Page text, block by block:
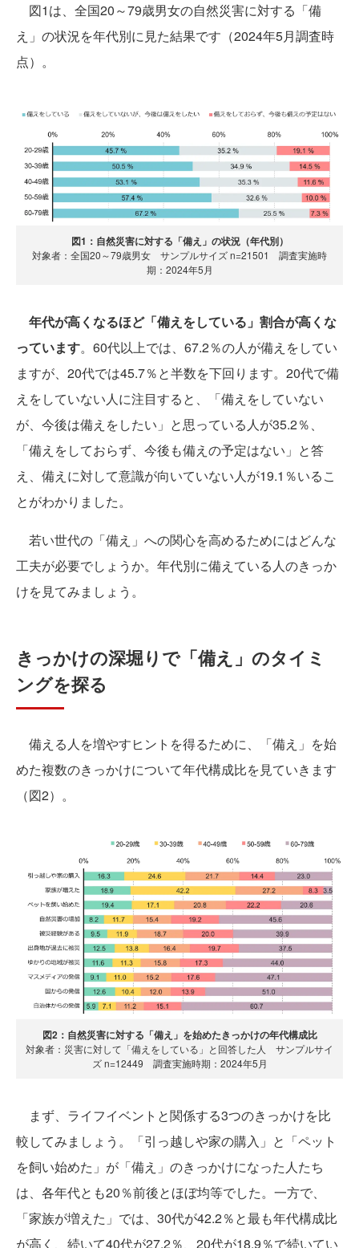
図1は、全国20～79歳男女の自然災害に対する「備
え」の状況を年代別に見た結果です（2024年5月調査時
点）。
図1：自然災害に対する「備え」の状況（年代別）
対象者：全国20～79歳男女 サンプルサイズ n=21501 調査実施時
期：2024年5月
年代が高くなるほど「備えをしている」割合が高くな
っています。60代以上では、67.2％の人が備えをしてい
ますが、20代では45.7％と半数を下回ります。20代で備
えをしていない人に注目すると、「備えをしていない
が、今後は備えをしたい」と思っている人が35.2％、
「備えをしておらず、今後も備えの予定はない」と答
え、備えに対して意識が向いていない人が19.1％いるこ
とがわかりました。
若い世代の「備え」への関心を高めるためにはどんな
工夫が必要でしょうか。年代別に備えている人のきっか
けを見てみましょう。
きっかけの深堀りで「備え」のタイミ
ングを探る
備える人を増やすヒントを得るために、「備え」を始
めた複数のきっかけについて年代構成比を見ていきます
（図2）。
図2：自然災害に対する「備え」を始めたきっかけの年代構成比
対象者：災害に対して「備えをしている」と回答した人 サンプルサイ
ズ n=12449 調査実施時期：2024年5月
まず、ライフイベントと関係する3つのきっかけを比
較してみましょう。「引っ越しや家の購入」と「ペット
を飼い始めた」が「備え」のきっかけになった人たち
は、各年代とも20％前後とほぼ均等でした。一方で、
「家族が増えた」では、30代が42.2％と最も年代構成比
が高く、続いて40代が27.2％、20代が18.9％で続いてい